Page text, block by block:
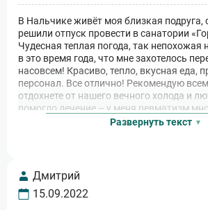
В Нальчике живёт моя близкая подруга,
решили отпуск провести в санатории
Чудесная теплая погода, так непохожая
в это время года, что мне захотелось
насовсем! Красиво, тепло, вкусная еда,
персонал. Все отлично! Рекомендую
отдохнете от нашего вечного холода и
помогло лечение – у меня ревматизм
покоя, после программы лечения
Развернуть текст
Дмитрий
15.09.2022